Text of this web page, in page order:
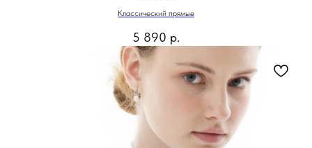
Классический прямые
5 890 р.